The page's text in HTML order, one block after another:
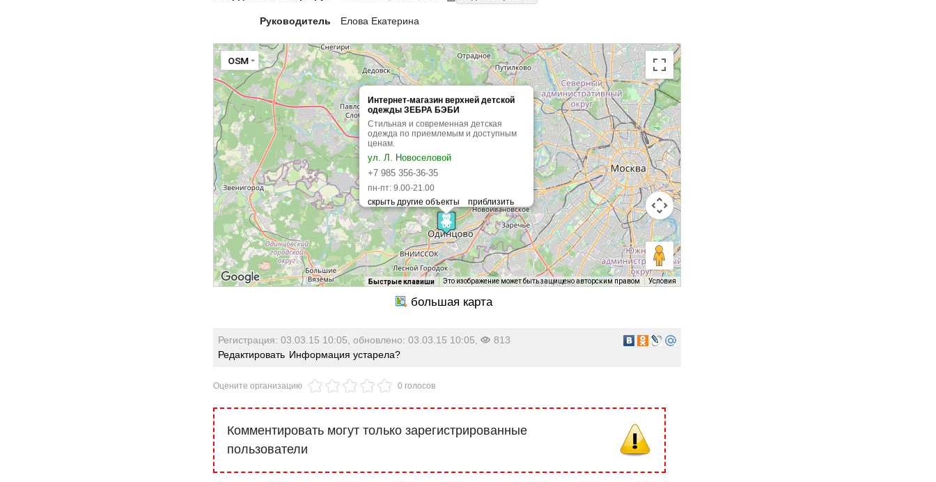
Руководитель Елова Екатерина
Интернет-магазин верхней детской
одежды ЗЕБРА БЭБИ
Стильная и современная детская
одежда по приемлемым и доступным
ценам.
ул. Л. Новоселовой
+7 985 356-36-35
пн-пт: 9.00-21.00
OSM
Быстрые клавиши Это изображение может быть защищено авторским правом Условия
Регистрация: 03.03.15 10:05, обновлено: 03.03.15 10:05,
813
Редактировать Информация устарела?
Оцените организацию 0 голосов
Комментировать могут только зарегистрированные
пользователи